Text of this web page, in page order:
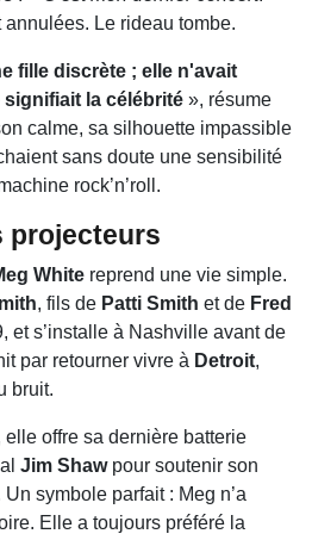
annulées. Le rideau tombe.
fille discrète ; elle n'avait
la célébrité », résume
calme, sa silhouette impassible
sans doute une sensibilité
rock’n’roll.
projecteurs
White reprend une vie simple.
, fils de Patti Smith et de Fred
et s’installe à Nashville avant de
par retourner vivre à Detroit,
bruit.
offre sa dernière batterie
Jim Shawpour soutenir son
symbole parfait : Meg n’a
Elle a toujours préféré la